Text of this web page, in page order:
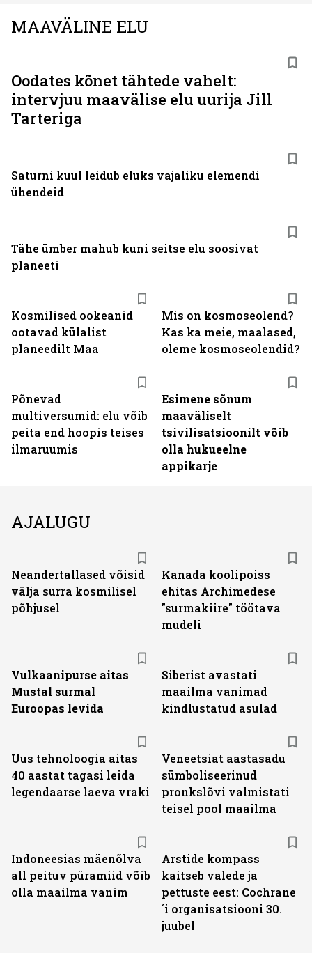
MAAVÄLINE ELU
Kosmilised ookeanid
ootavad külalist
planeedilt Maa
Mis on kosmoseolend?
Kas ka meie, maalased,
oleme kosmoseolendid?
Põnevad
multiversumid: elu võib
peita end hoopis teises
ilmaruumis
Esimene sõnum
maaväliselt
tsivilisatsioonilt võib
olla hukueelne
appikarje
Oodates kõnet tähtede vahelt:
intervjuu maavälise elu uurija Jill
Tarteriga
Saturni kuul leidub eluks vajaliku elemendi
ühendeid
Tähe ümber mahub kuni seitse elu soosivat
planeeti
AJALUGU
Neandertallased võisid
välja surra kosmilisel
põhjusel
Kanada koolipoiss
ehitas Archimedese
"surmakiire" töötava
mudeli
Vulkaanipurse aitas
Mustal surmal
Euroopas levida
Siberist avastati
maailma vanimad
kindlustatud asulad
Uus tehnoloogia aitas
40 aastat tagasi leida
legendaarse laeva vraki
Veneetsiat aastasadu
sümboliseerinud
pronkslõvi valmistati
teisel pool maailma
Indoneesias mäenõlva
all peituv püramiid võib
olla maailma vanim
Arstide kompass
kaitseb valede ja
pettuste eest: Cochrane
´i organisatsiooni 30.
juubel